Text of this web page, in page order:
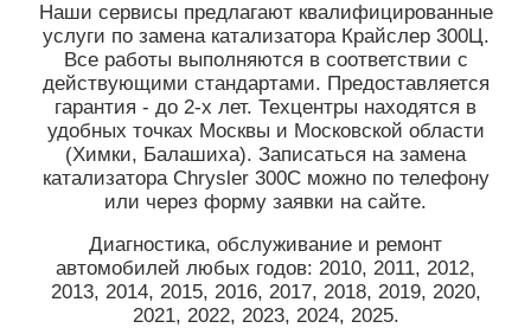
Наши сервисы предлагают квалифицированные
услуги по замена катализатора Крайслер 300Ц.
Все работы выполняются в соответствии с
действующими стандартами. Предоставляется
гарантия - до 2-х лет. Техцентры находятся в
удобных точках Москвы и Московской области
(Химки, Балашиха). Записаться на замена
катализатора Chrysler 300C можно по телефону
или через форму заявки на сайте.
Диагностика, обслуживание и ремонт
автомобилей любых годов: 2010, 2011, 2012,
2013, 2014, 2015, 2016, 2017, 2018, 2019, 2020,
2021, 2022, 2023, 2024, 2025.